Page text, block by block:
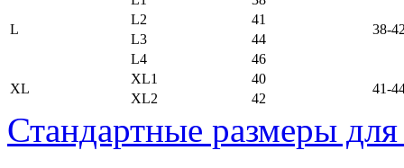
L
38-
L2
41
L3
44
L4
46
XL
XL1 40
41-
XL2 42
Стандартные размеры